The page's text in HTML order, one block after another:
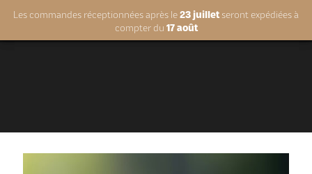
Les commandes réceptionnées après le 23 juillet seront expédiées à
compter du 17 août
Les commandes réceptionnées après le 23 juillet seront expédiées à
compter du 17 août